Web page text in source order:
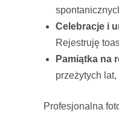
Celebracje i
Rejestruję
Pamiątka na
przeżytych
Profesjonalna